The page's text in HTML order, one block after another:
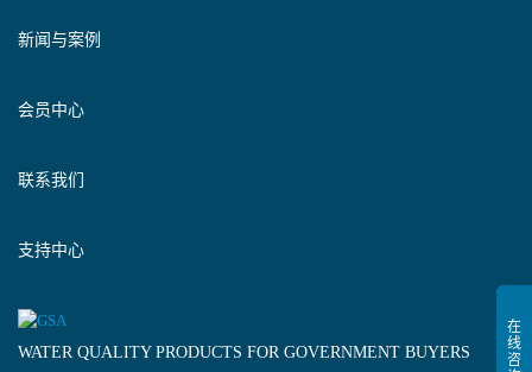
新闻与案例
会员中心
联系我们
支持中心
WATER QUALITY PRODUCTS FOR GOVERNMENT BUYERS